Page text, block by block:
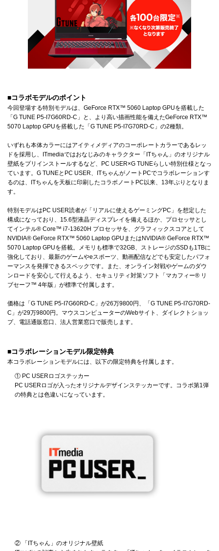
■コラボモデルのポイント
今回登場する特別モデルは、GeForce RTX™ 5060 Laptop GPUを搭載した
「G TUNE P5-I7G60RD-C」と、より高い描画性能を備えたGeForce RTX™
5070 Laptop GPUを搭載した「G TUNE P5-I7G70RD-C」の2種類。
いずれも本体カラーにはアイティメディアのコーポレートカラーであるレッ
ドを採用し、ITmediaではおなじみのキャラクター「ITちゃん」のオリジナル
壁紙をプリインストールするなど、PC USER×G TUNEらしい特別仕様となっ
ています。G TUNEとPC USER、ITちゃんがノートPCでコラボレーションす
るのは、ITちゃんを天板に印刷したコラボノートPC以来、13年ぶりとなりま
す。
特別モデルはPC USER読者が「リアルに使えるゲーミングPC」を想定した
構成になっており、15.6型液晶ディスプレイを備えるほか、プロセッサとし
てインテル® Core™ i7-13620H プロセッサを、グラフィックスコアとして
NVIDIA® GeForce RTX™ 5060 Laptop GPUまたはNVIDIA® GeForce RTX™
5070 Laptop GPUを搭載。メモリも標準で32GB、ストレージのSSDも1TBに
強化しており、最新のゲームやeスポーツ、動画配信などでも安定したパフォ
ーマンスを発揮できるスペックです。また、オンライン対戦やゲームのダウ
ンロードを安心して行えるよう、セキュリティ対策ソフト「マカフィー® リ
ブセーフ™ 4年版」が標準で付属します。
価格は「G TUNE P5-I7G60RD-C」が26万9800円、「G TUNE P5-I7G70RD-
C」が29万9800円。マウスコンピューターのWebサイト、ダイレクトショッ
プ、電話通販窓口、法人営業窓口で販売します。
■コラボレーションモデル限定特典
本コラボレーションモデルには、以下の限定特典を付属します。
① PC USERロゴステッカー
PC USERロゴが入ったオリジナルデザインステッカーです。コラボ第1弾
の特典とは色違いになっています。
② 「ITちゃん」のオリジナル壁紙